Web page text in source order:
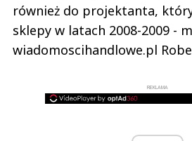
również do projektanta,
sklepy w latach 2008-2009 -
wiadomoscihandlowe.pl
REKLAMA